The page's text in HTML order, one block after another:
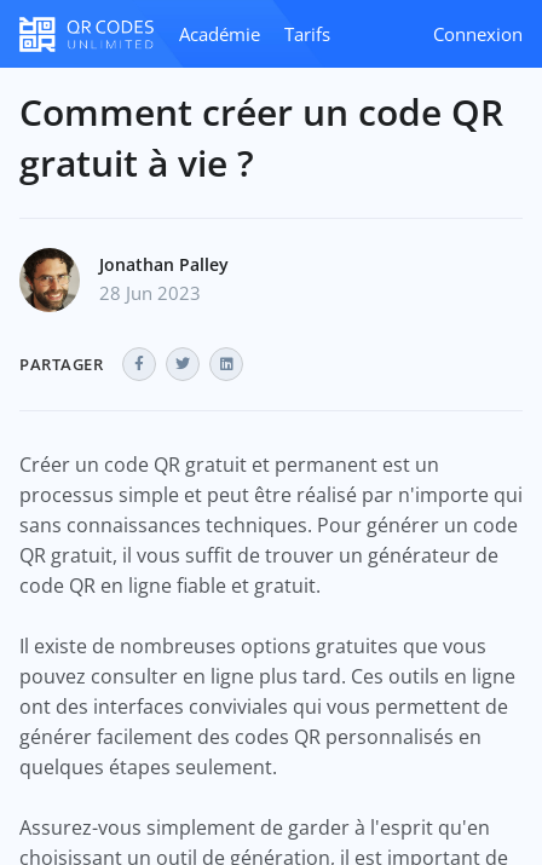
Académie Tarifs Connexion
Comment créer un code QR
gratuit à vie ?
Jonathan Palley
28 Jun 2023
PARTAGER
Créer un code QR gratuit et permanent est un
processus simple et peut être réalisé par n'importe qui
sans connaissances techniques. Pour générer un code
QR gratuit, il vous suffit de trouver un générateur de
code QR en ligne fiable et gratuit.
Il existe de nombreuses options gratuites que vous
pouvez consulter en ligne plus tard. Ces outils en ligne
ont des interfaces conviviales qui vous permettent de
générer facilement des codes QR personnalisés en
quelques étapes seulement.
Assurez-vous simplement de garder à l'esprit qu'en
choisissant un outil de génération, il est important de